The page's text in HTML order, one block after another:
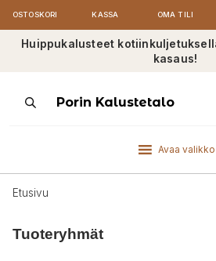
OSTOSKORI KASSA OMA TILI
Huippukalusteet
kasaus!
ProductsPorin Kalustetalo
Avaa valikko
Etusivu
Tuoteryhmät